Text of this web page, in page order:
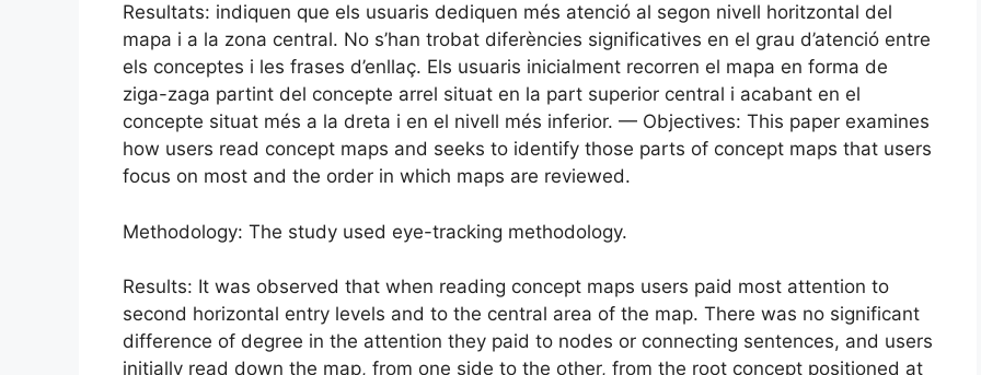
Resultats: indiquen que els usuaris dediquen més atenció al segon nivell horitzontal del
mapa i a la zona central. No s’han trobat diferències significatives en el grau d’atenció entre
els conceptes i les frases d’enllaç. Els usuaris inicialment recorren el mapa en forma de
ziga-zaga partint del concepte arrel situat en la part superior central i acabant en el
concepte situat més a la dreta i en el nivell més inferior. — Objectives: This paper examines
how users read concept maps and seeks to identify those parts of concept maps that users
focus on most and the order in which maps are reviewed.
Methodology: The study used eye-tracking methodology.
Results: It was observed that when reading concept maps users paid most attention to
second horizontal entry levels and to the central area of the map. There was no significant
difference of degree in the attention they paid to nodes or connecting sentences, and users
initially read down the map, from one side to the other, from the root concept positioned at